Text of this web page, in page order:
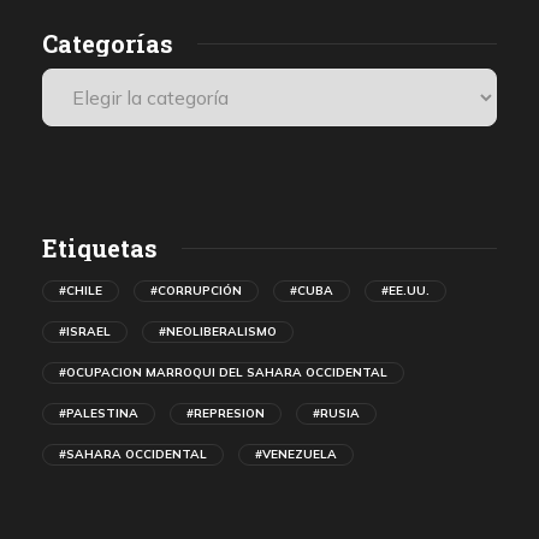
Categorías
Etiquetas
#CHILE #CORRUPCIÓN #CUBA #EE.UU.
#ISRAEL #NEOLIBERALISMO
#OCUPACION MARROQUI DEL SAHARA OCCIDENTAL
#PALESTINA #REPRESION #RUSIA
#SAHARA OCCIDENTAL #VENEZUELA